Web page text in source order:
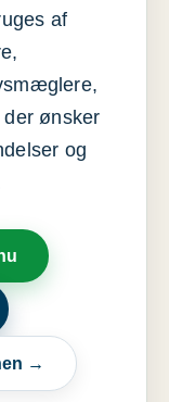
af
ønsker
og
→